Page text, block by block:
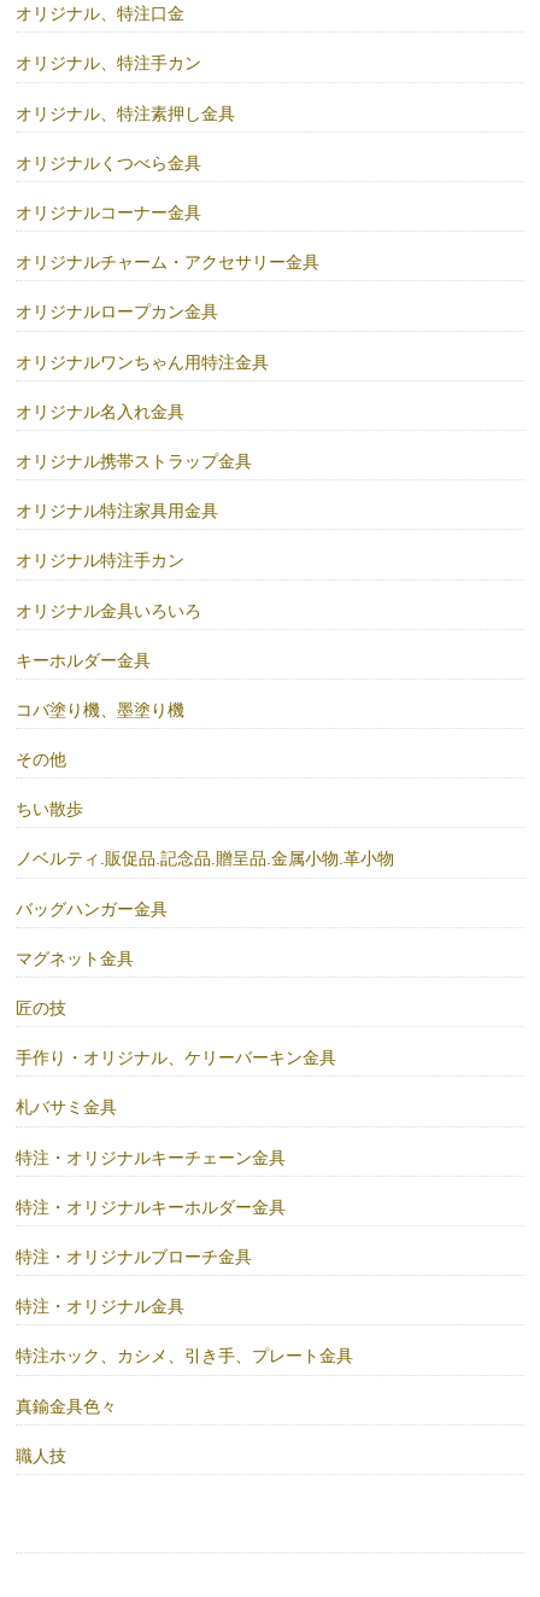
オリジナル、特注口金
オリジナル、特注手カン
オリジナル、特注素押し金具
オリジナルくつべら金具
オリジナルコーナー金具
オリジナルチャーム・アクセサリー金具
オリジナルロープカン金具
オリジナルワンちゃん用特注金具
オリジナル名入れ金具
オリジナル携帯ストラップ金具
オリジナル特注家具用金具
オリジナル特注手カン
オリジナル金具いろいろ
キーホルダー金具
コバ塗り機、墨塗り機
その他
ちい散歩
ノベルティ.販促品.記念品.贈呈品.金属小物.革小物
バッグハンガー金具
マグネット金具
匠の技
手作り・オリジナル、ケリーバーキン金具
札バサミ金具
特注・オリジナルキーチェーン金具
特注・オリジナルキーホルダー金具
特注・オリジナルブローチ金具
特注・オリジナル金具
特注ホック、カシメ、引き手、プレート金具
真鍮金具色々
職人技